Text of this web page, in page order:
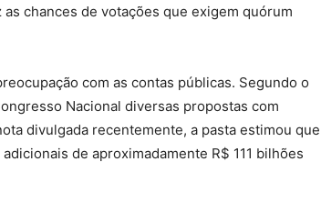
chances de votações que exigem quórum
com as contas públicas. Segundo o
Nacional diversas propostas com
divulgada recentemente, a pasta estimou que
de aproximadamente R$ 111 bilhões